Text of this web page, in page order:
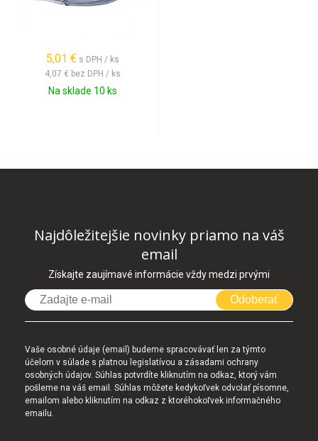
5,01 € s DPH / ks
4,07 € bez DPH / ks
Na sklade 10 ks
Najdôležitejšie novinky priamo na váš
email
Získajte zaujímavé informácie vždy medzi prvými
Odoberať
Vaše osobné údaje (email) budeme spracovávať len za týmto
účelom v súlade s platnou legislatívou a zásadami ochrany
osobných údajov. Súhlas potvrdíte kliknutím na odkaz, ktorý vám
pošleme na váš email. Súhlas môžete kedykoľvek odvolať písomne,
emailom alebo kliknutím na odkaz z ktoréhokoľvek informačného
emailu.